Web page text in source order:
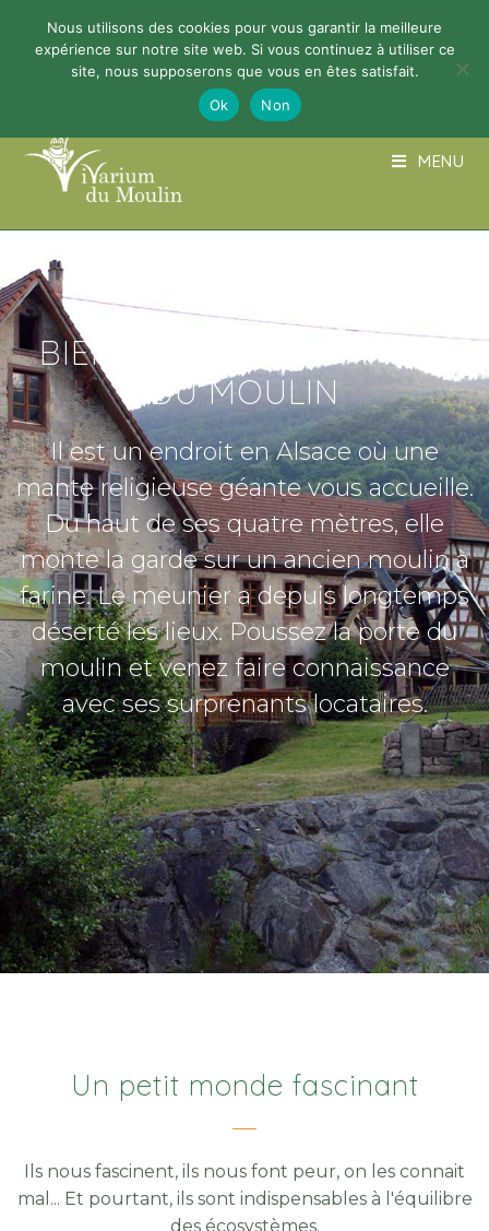
03 89 74 02 48 info@vivariumdumoulin.org
MENU
BIENVENUE AU VIVARIUM
DU MOULIN
Il est un endroit en Alsace où une
mante religieuse géante vous accueille.
Du haut de ses quatre mètres, elle
monte la garde sur un ancien moulin à
farine. Le meunier a depuis longtemps
déserté les lieux. Poussez la porte du
moulin et venez faire connaissance
avec ses surprenants locataires.
Un petit monde fascinant
Ils nous fascinent, ils nous font peur, on les connait
mal... Et pourtant, ils sont indispensables à l'équilibre
des écosystèmes.
Nous utilisons des cookies pour vous garantir la meilleure
expérience sur notre site web. Si vous continuez à utiliser ce
site, nous supposerons que vous en êtes satisfait.
Ok
Non